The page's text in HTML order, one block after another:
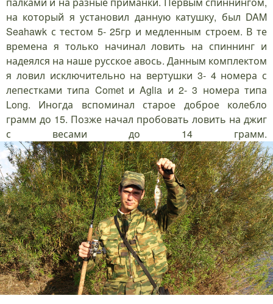
на который я установил данную катушку, был DAM
Seahawk с тестом 5- 25гр и медленным строем. В те
времена я только начинал ловить на спиннинг и
надеялся на наше русское авось. Данным комплектом
я ловил исключительно на вертушки 3- 4 номера с
лепестками типа Comet и Aglia и 2- 3 номера типа
Long. Иногда вспоминал старое доброе колебло
грамм до 15. Позже начал пробовать ловить на джиг
с весами до 14 грамм.